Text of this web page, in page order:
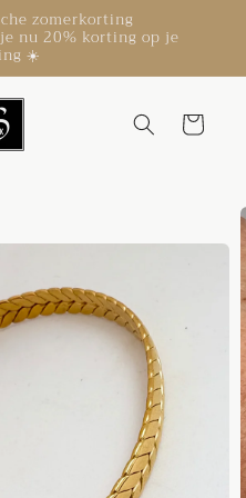
zomerkorting
nu 20% korting op je
☀️
Winkelwagen